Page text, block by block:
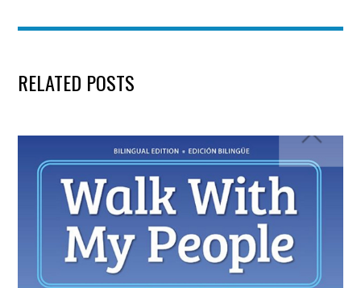
RELATED POSTS